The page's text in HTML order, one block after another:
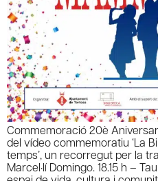
Commemoració 20è
del vídeo commemoratiu ‘La
temps’, un recorregut per la
Marcel·lí Domingo. 18.15 h –